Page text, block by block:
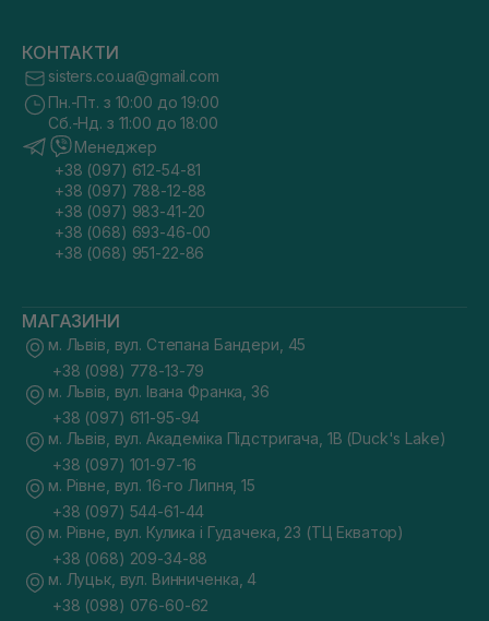
КОНТАКТИ
sisters.co.ua@gmail.com
Пн.-Пт. з 10:00 до 19:00
Сб.-Нд. з 11:00 до 18:00
Менеджер
+38 (097) 612-54-81
+38 (097) 788-12-88
+38 (097) 983-41-20
+38 (068) 693-46-00
+38 (068) 951-22-86
МАГАЗИНИ
м. Львів, вул. Степана Бандери, 45
+38 (098) 778-13-79
м. Львів, вул. Івана Франка, 36
+38 (097) 611-95-94
м. Львів, вул. Академіка Підстригача, 1В (Duck's Lake)
+38 (097) 101-97-16
м. Рівне, вул. 16-го Липня, 15
+38 (097) 544-61-44
м. Рівне, вул. Кулика і Гудачека, 23 (ТЦ Екватор)
+38 (068) 209-34-88
м. Луцьк, вул. Винниченка, 4
+38 (098) 076-60-62